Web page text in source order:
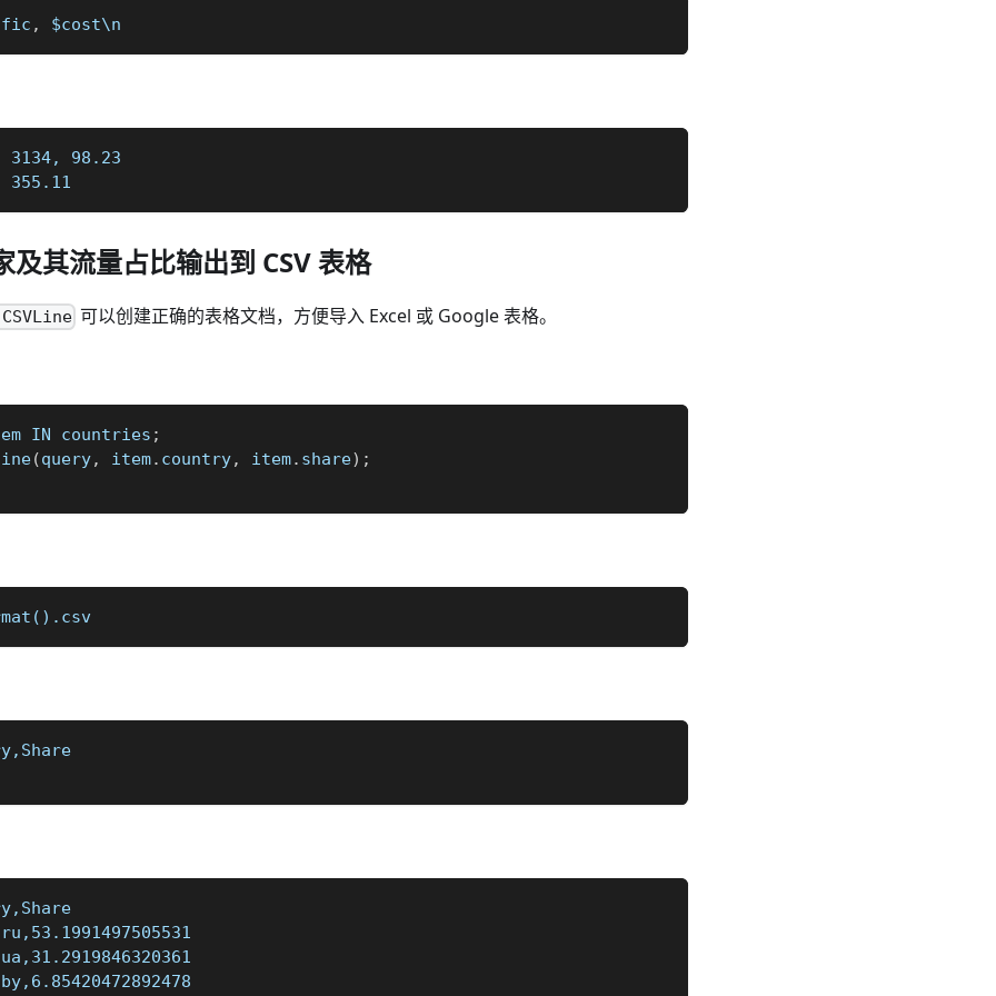
, $cost\n
3134, 98.23
355.11
及其流量占比输出到 CSV 表格
可以创建正确的表格文档，方便导入 Excel 或 Google 表格。
IN countries ;
(query, item. country, item. share) ;